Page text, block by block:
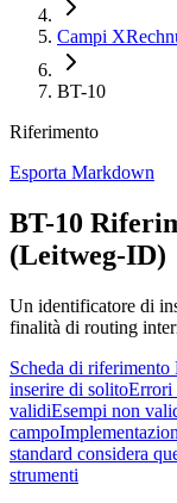
Campi
BT-10
Riferimento
Esporta Markdown
BT-10
(Leitweg‑ID)
Un identificatore di
finalità di routing
Scheda di riferimento
inserire di solitoErrori
validiEsempi non
campo
standard considera
strumenti